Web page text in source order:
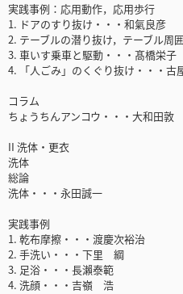
実践事例：応用動作，応用歩行
1. ドアのすり抜け・・・和氣良彦
2. テーブルの潜り抜け，テーブル周
3. 車いす乗車と駆動・・・髙橋栄子
4. 「人ごみ」のくぐり抜け・・・古
コラム
ちょうちんアンコウ・・・大和田敦
II 洗体・更衣
洗体
総論
洗体・・・永田誠一
実践事例
1. 乾布摩擦・・・渡慶次裕治
2. 手洗い・・・下里 綱
3. 足浴・・・長瀨泰範
4. 洗顔・・・吉嶺 浩